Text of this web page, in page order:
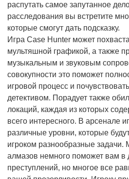
распутать самое запутанное
расследования вы встретите
которые смогут дать подсказку.
Игра Case Hunter может
мультяшной графикой, а также
музыкальным и звуковым
совокупности это поможет
игровой процесс и
детективом. Порадует также
локаций, каждая из которых
всего интересного. В арсенале
различные уровни, которые
игроком разнообразные задачи.
алмазов немного поможет вам в
преступлений, но многое все